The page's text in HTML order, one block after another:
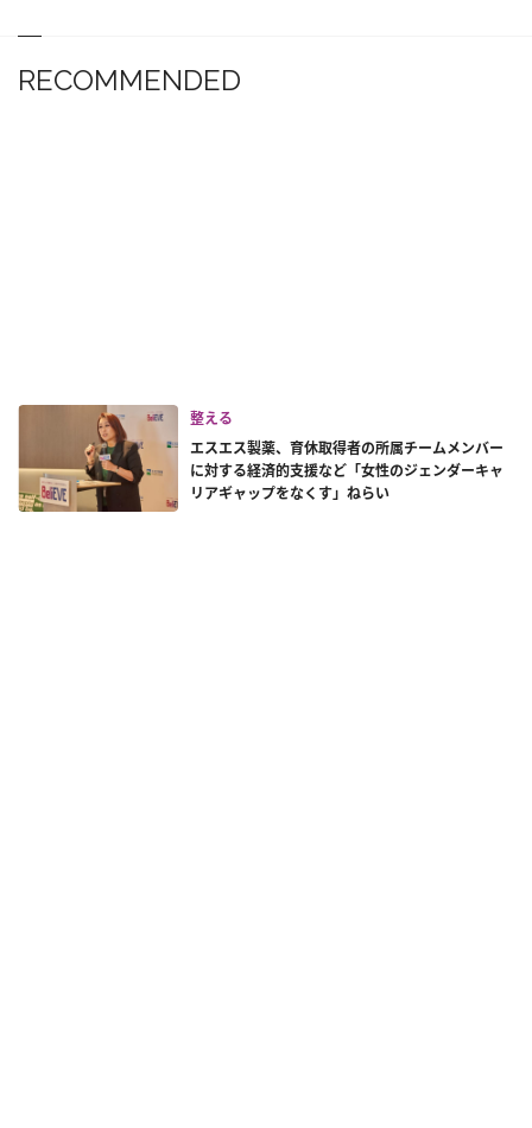
RECOMMENDED
整える
エスエス製薬、育休取得者の所属チームメンバー
に対する経済的支援など「女性のジェンダーキャ
リアギャップをなくす」ねらい